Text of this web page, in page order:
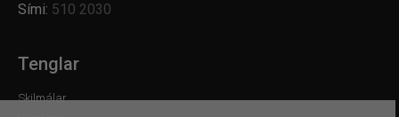
Sími: 510 2030
Tenglar
Skilmálar